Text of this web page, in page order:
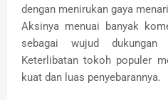
dengan menirukan gaya
Aksinya menuai banyak
sebagai wujud
Keterlibatan tokoh populer
kuat dan luas penyebarannya.